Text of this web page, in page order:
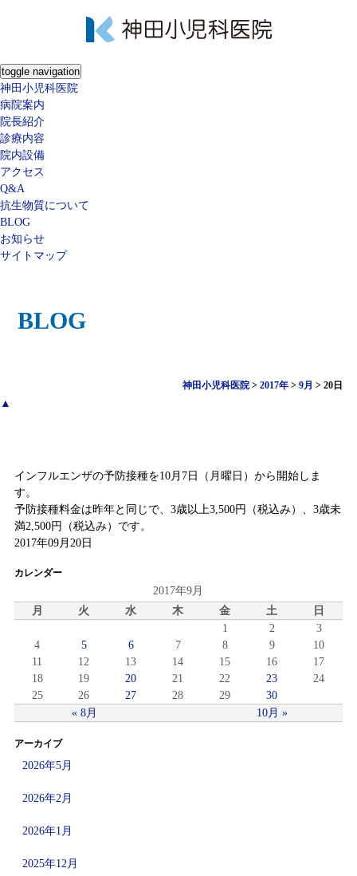
toggle navigation
神田小児科医院
病院案内
院長紹介
診療内容
院内設備
アクセス
Q&A
抗生物質について
BLOG
お知らせ
サイトマップ
BLOG
神田小児科医院 >2017年 >9月 >20日
▲
インフルエンザの予防接種を10月7日（月曜日）から開始しま
す。
予防接種料金は昨年と同じで、3歳以上3,500円（税込み）、3歳未
満2,500円（税込み）です。
2017年09月20日
カレンダー
2017年9月
月
火 水 木 金 土 日
« 8月 10月 »
1 2
3
4
5 6 7 8 9
10
11
12 13 14 15 16
17
18
19 20 21 22 23
24
25
26 27 28 29 30
アーカイブ
2026年5月
2026年2月
2026年1月
2025年12月